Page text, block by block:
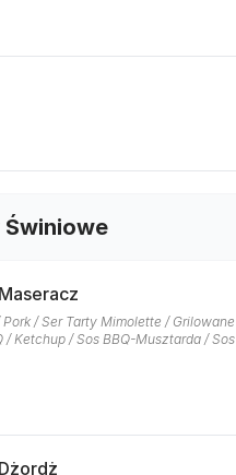
Świniowe
Pork / Ser Tarty Mimolette / Grilowane
/ Ketchup / Sos BBQ-Musztarda / Sos